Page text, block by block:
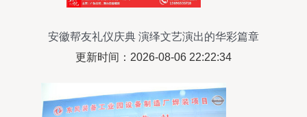
安徽帮友礼仪庆典 演绎文艺演出的华彩篇章
更新时间：2026-08-06 22:22:34